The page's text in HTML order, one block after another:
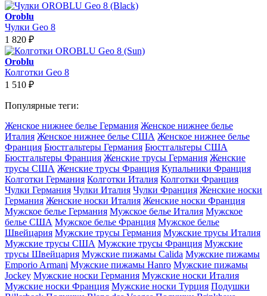
Oroblu
Чулки Geo 8
1 820 ₽
Oroblu
Колготки Geo 8
1 510 ₽
Популярные теги:
Женское нижнее белье Германия Женское нижнее белье
Италия Женское нижнее белье США Женское нижнее белье
Франция Бюстгальтеры Германия Бюстгальтеры США
Бюстгальтеры Франция Женские трусы Германия Женские
трусы США Женские трусы Франция Купальники Франция
Колготки Германия Колготки Италия Колготки Франция
Чулки Германия Чулки Италия Чулки Франция Женские носки
Германия Женские носки Италия Женские носки Франция
Мужское белье Германия Мужское белье Италия Мужское
белье США Мужское белье Франция Мужское белье
Швейцария Мужские трусы Германия Мужские трусы Италия
Мужские трусы США Мужские трусы Франция Мужские
трусы Швейцария Мужские пижамы Calida Мужские пижамы
Emporio Armani Мужские пижамы Hanro Мужские пижамы
Jockey Мужские носки Германия Мужские носки Италия
Мужские носки Франция Мужские носки Турция Подушки